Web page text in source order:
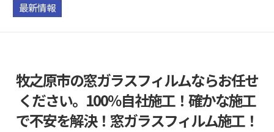
最新情報
牧之原市の窓ガラスフィルムならお任せ
ください。100％自社施工！確かな施工
で不安を解決！窓ガラスフィルム施工！